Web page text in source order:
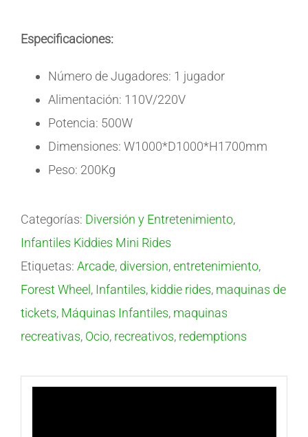
Especificaciones:
Número de Jugadores: 1 jugador
Alimentación: 110V/220V
Potencia: 500W
Dimensiones: W1000*D1000*H1700mm
Peso: 200Kg
Categorías: Diversión y Entretenimiento,
Infantiles Kiddies Mini Rides
Etiquetas: Arcade, diversion,entretenimiento,
Forest Wheel, Infantiles, kiddie rides, maquinas de
tickets, Máquinas Infantiles, maquinas
recreativas, Ocio, recreativos, redemptions